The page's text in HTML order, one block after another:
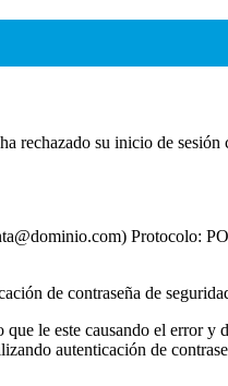
su inicio de
Protocolo:
de contraseña de
le este causando el error
autenticación de